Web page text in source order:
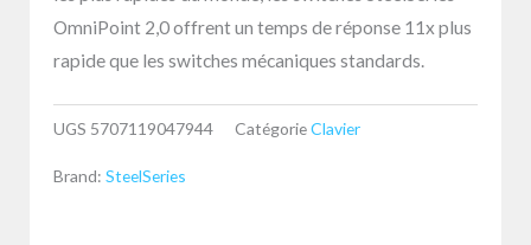
OmniPoint 2,0 offrent un temps de réponse 11x plus
rapide que les switches mécaniques standards.
UGS 5707119047944 CatégorieClavier
Brand: SteelSeries